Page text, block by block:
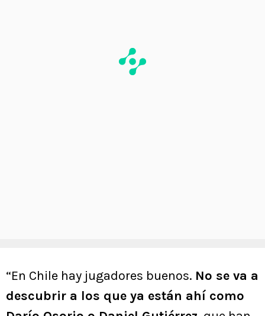
“En Chile hay jugadores buenos. No se va a
descubrir a los que ya están ahí como